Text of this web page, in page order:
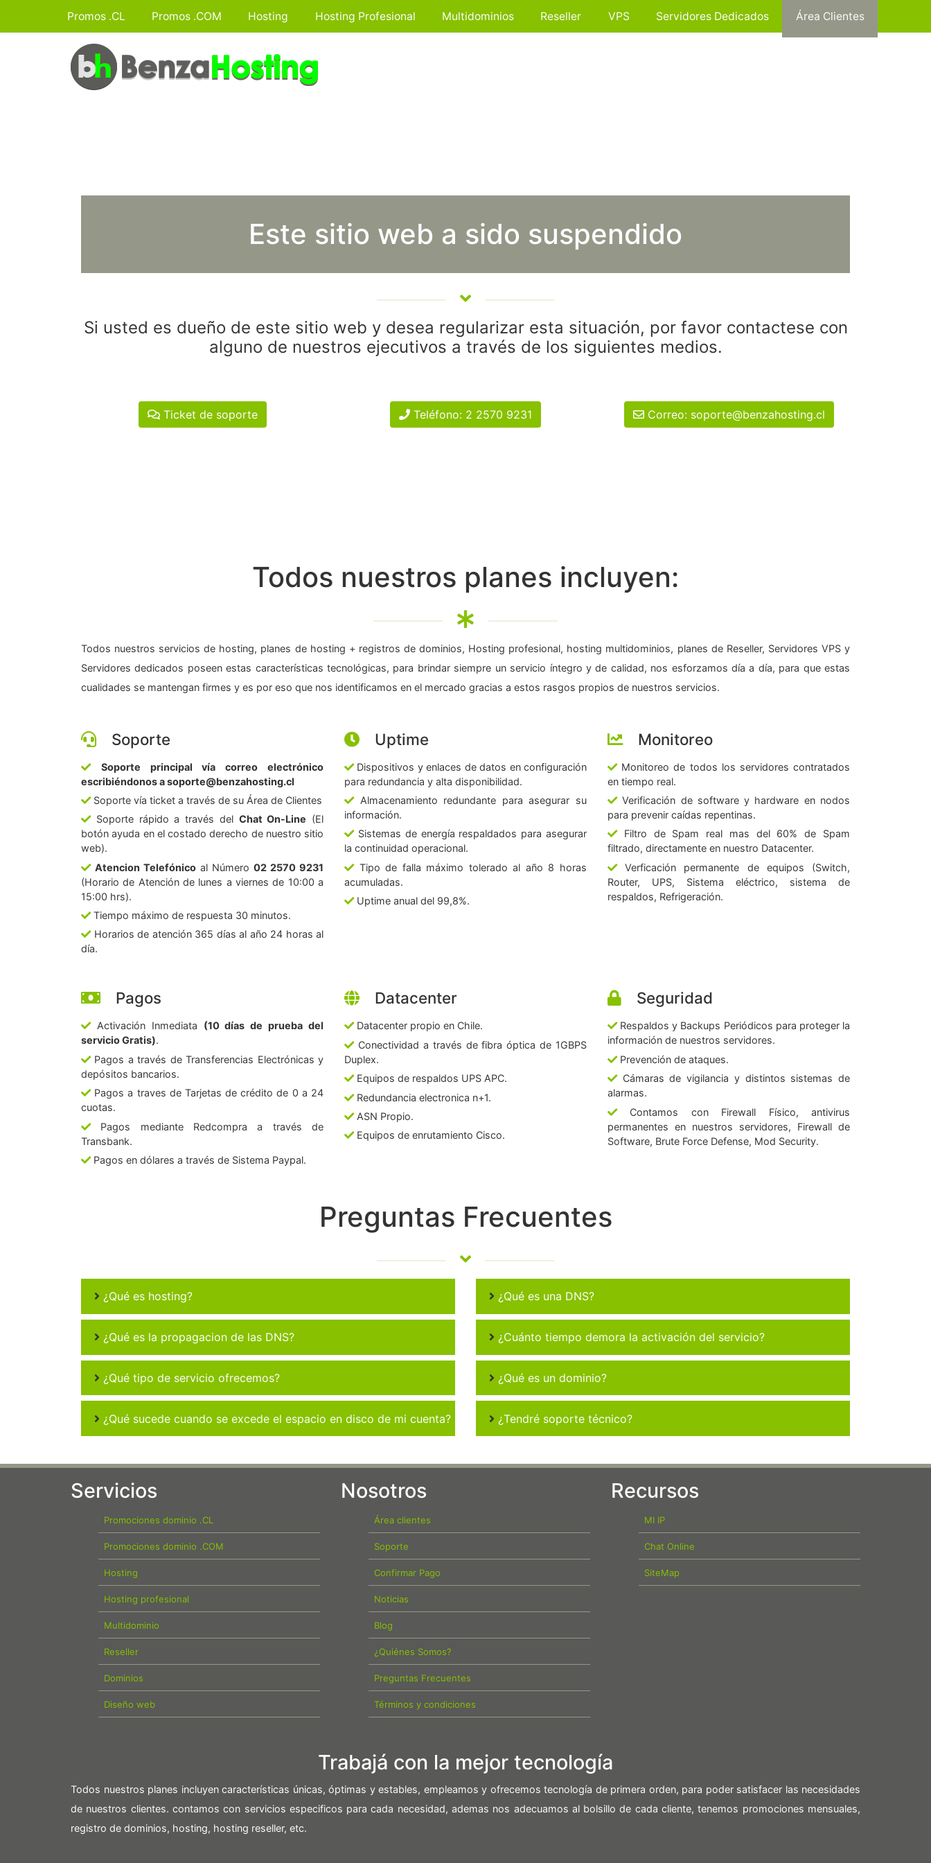
Promos .CL Promos .COM Hosting Hosting Profesional Multidominios Reseller VPS Servidores Dedicados Área Clientes
Este sitio web a sido suspendido
Si usted es dueño de este sitio web y desea regularizar esta situación, por favor contactese con
alguno de nuestros ejecutivos a través de los siguientes medios.
Ticket de soporte Teléfono: 2 2570 9231 Correo: soporte@benzahosting.cl
Todos nuestros planes incluyen:
Todos nuestros servicios de hosting, planes de hosting + registros de dominios, Hosting profesional, hosting multidominios, planes de Reseller, Servidores VPS y
Servidores dedicados poseen estas características tecnológicas, para brindar siempre un servicio íntegro y de calidad, nos esforzamos día a día, para que estas
cualidades se mantengan firmes y es por eso que nos identificamos en el mercado gracias a estos rasgos propios de nuestros servicios.
Soporte
Soporte principal vía correo electrónico
escribiéndonos a soporte@benzahosting.cl
Soporte vía ticket a través de su Área de Clientes
Soporte rápido a través del Chat On-Line (El
botón ayuda en el costado derecho de nuestro sitio
web).
Atencion Telefónico al Número 02 2570 9231
(Horario de Atención de lunes a viernes de 10:00 a
15:00 hrs).
Tiempo máximo de respuesta 30 minutos.
Horarios de atención 365 días al año 24 horas al
día.
Uptime
Dispositivos y enlaces de datos en configuración
para redundancia y alta disponibilidad.
Almacenamiento redundante para asegurar su
información.
Sistemas de energía respaldados para asegurar
la continuidad operacional.
Tipo de falla máximo tolerado al año 8 horas
acumuladas.
Uptime anual del 99,8%.
Monitoreo
Monitoreo de todos los servidores contratados
en tiempo real.
Verificación de software y hardware en nodos
para prevenir caídas repentinas.
Filtro de Spam real mas del 60% de Spam
filtrado, directamente en nuestro Datacenter.
Verficación permanente de equipos (Switch,
Router, UPS, Sistema eléctrico, sistema de
respaldos, Refrigeración.
Pagos
Activación Inmediata (10 días de prueba del
servicio Gratis).
Pagos a través de Transferencias Electrónicas y
depósitos bancarios.
Pagos a traves de Tarjetas de crédito de 0 a 24
cuotas.
Pagos mediante Redcompra a través de
Transbank.
Pagos en dólares a través de Sistema Paypal.
Datacenter
Datacenter propio en Chile.
Conectividad a través de fibra óptica de 1GBPS
Duplex.
Equipos de respaldos UPS APC.
Redundancia electronica n+1.
ASN Propio.
Equipos de enrutamiento Cisco.
Seguridad
Respaldos y Backups Periódicos para proteger la
información de nuestros servidores.
Prevención de ataques.
Cámaras de vigilancia y distintos sistemas de
alarmas.
Contamos con Firewall Físico, antivirus
permanentes en nuestros servidores, Firewall de
Software, Brute Force Defense, Mod Security.
Preguntas Frecuentes
¿Qué es hosting?
¿Qué es la propagacion de las DNS?
¿Qué tipo de servicio ofrecemos?
¿Qué sucede cuando se excede el espacio en disco de mi cuenta?
¿Qué es una DNS?
¿Cuánto tiempo demora la activación del servicio?
¿Qué es un dominio?
¿Tendré soporte técnico?
Servicios
Promociones dominio .CL
Promociones dominio .COM
Hosting
Hosting profesional
Multidominio
Reseller
Dominios
Diseño web
Nosotros
Área clientes
Soporte
Confirmar Pago
Noticias
Blog
¿Quiénes Somos?
Preguntas Frecuentes
Términos y condiciones
Recursos
MI IP
Chat Online
SiteMap
Trabajá con la mejor tecnología
Todos nuestros planes incluyen características únicas, óptimas y estables, empleamos y ofrecemos tecnología de primera orden, para poder satisfacer las necesidades
de nuestros clientes. contamos con servicios especificos para cada necesidad, ademas nos adecuamos al bolsillo de cada cliente, tenemos promociones mensuales,
registro de dominios, hosting, hosting reseller, etc.